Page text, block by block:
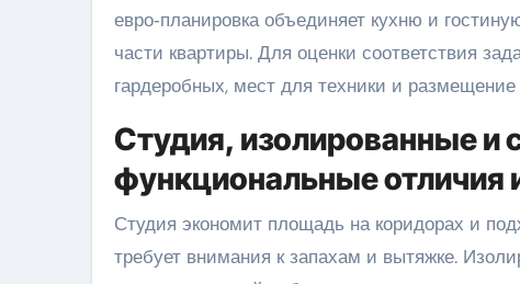
евро‑планировка объединяет кухню и
части квартиры. Для оценки соответствия
гардеробных, мест для техники и размещение
Студия, изолированные
функциональные отличия
Студия экономит площадь на коридорах и
требует внимания к запахам и вытяжке.